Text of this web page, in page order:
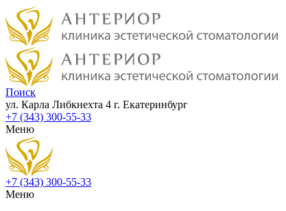
Поиск
ул. Карла Либкнехта 4 г. Екатеринбург
+7 (343) 300-55-33
Меню
+7 (343) 300-55-33
Меню